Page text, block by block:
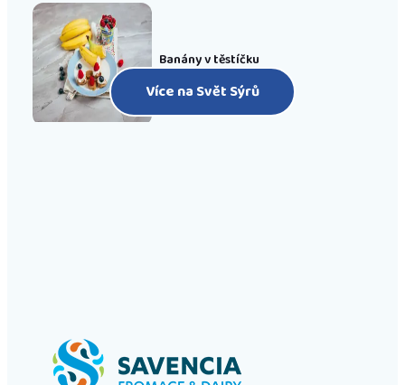
Banány v těstíčku
Pro pokročilé 15min
Více na Svět Sýrů